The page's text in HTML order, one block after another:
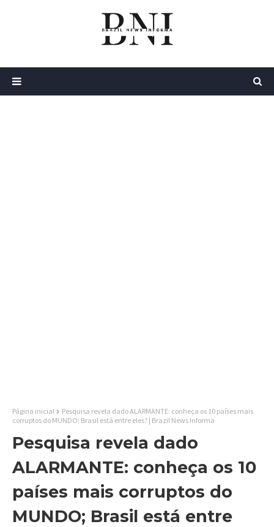
Página inicial
Pesquisa revela dado ALARMANTE: conheça os 10 países mais
corruptos do MUNDO; Brasil está entre eles? | Brazil News Informa
Pesquisa revela dado
ALARMANTE: conheça os 10
países mais corruptos do
MUNDO; Brasil está entre